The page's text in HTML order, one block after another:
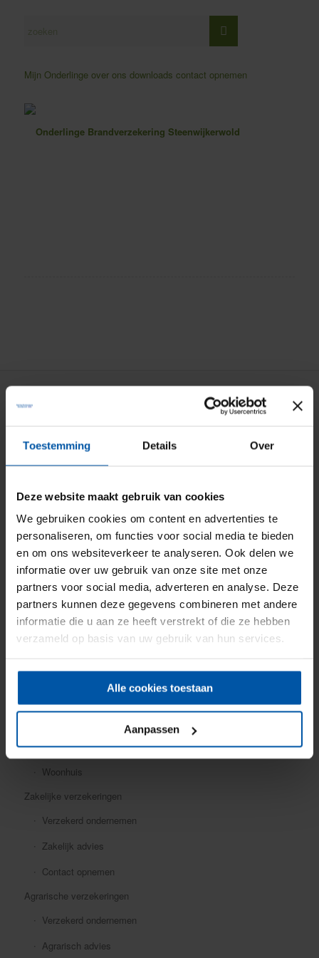
Toestemming Details Over
Deze website maakt gebruik van cookies
We gebruiken cookies om content en advertenties te
personaliseren, om functies voor social media te bieden
en om ons websiteverkeer te analyseren. Ook delen we
informatie over uw gebruik van onze site met onze
partners voor social media, adverteren en analyse. Deze
partners kunnen deze gegevens combineren met andere
informatie die u aan ze heeft verstrekt of die ze hebben
verzameld op basis van uw gebruik van hun services.
Alle cookies toestaan
Aanpassen
Mijn Onderlinge over ons downloads contact opnemen
Aansprakelijkheid
Auto
Bromfiets
Caravan
Doorlopende reis
Fiets
Inboedel
Kostbaarheden
Mobiele dekking
Oldtimer
Verkeersschadeverzekering
Woonhuis
Zakelijke verzekeringen
Verzekerd ondernemen
Zakelijk advies
Contact opnemen
Agrarische verzekeringen
Verzekerd ondernemen
Agrarisch advies